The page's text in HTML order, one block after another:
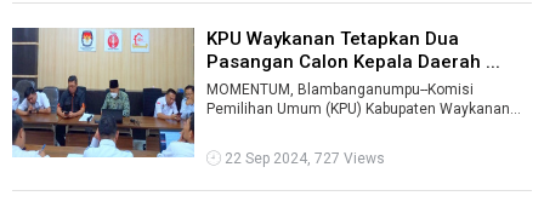
KPU Waykanan Tetapkan Dua
Pasangan Calon Kepala Daerah ...
MOMENTUM, Blambanganumpu--Komisi
Pemilihan Umum (KPU) Kabupaten Waykanan
daerah un ...
22 Sep 2024, 727 Views